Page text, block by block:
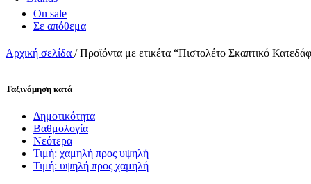
On sale
Σε απόθεμα
Αρχική σελίδα / Προϊόντα με ετικέτα “Πιστολέτο Σκαπτικό
Ταξινόμηση κατά
Δημοτικότητα
Bαθμολογία
Νεότερα
Τιμή: χαμηλή προς υψηλή
Τιμή: υψηλή προς χαμηλή